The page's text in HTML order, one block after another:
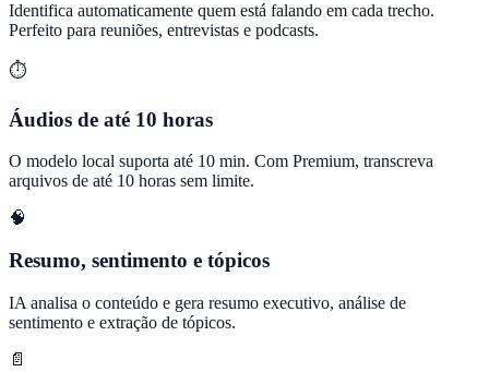
Identifica automaticamente quem está falando em cada trecho.
Perfeito para reuniões, entrevistas e podcasts.
⏱️
Áudios de até 10 horas
O modelo local suporta até 10 min. Com Premium, transcreva
arquivos de até 10 horas sem limite.
🧠
Resumo, sentimento e tópicos
IA analisa o conteúdo e gera resumo executivo, análise de
sentimento e extração de tópicos.
📄